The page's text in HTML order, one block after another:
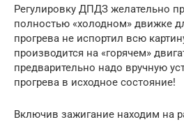
Регулировку ДПДЗ желательно
полностью «холодном» движке
прогрева не испортил всю
производится на «горячем»
предварительно надо вручную
прогрева в исходное состояние!
Включив зажигание находим на